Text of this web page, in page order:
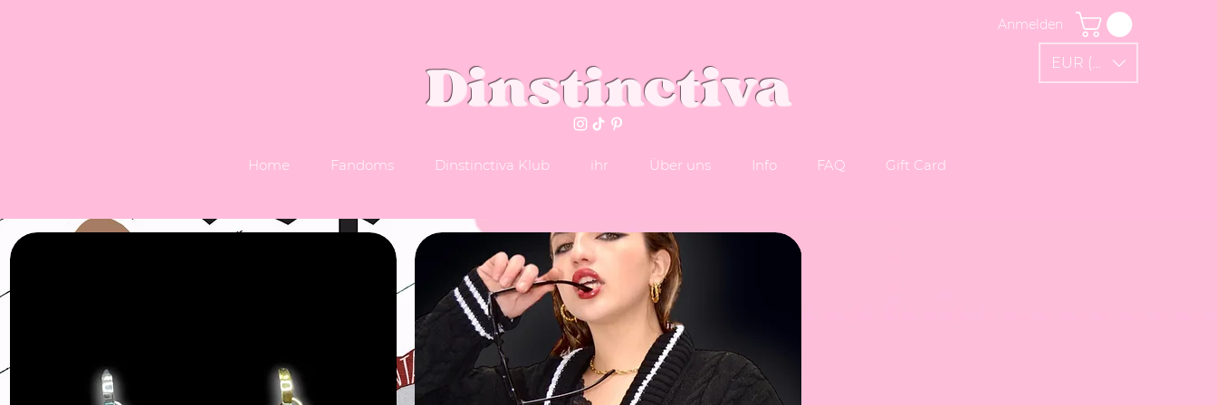
Anmelden
EUR (€)
Dinstinctiva
Home Fandoms Dinstinctiva Klub ihr Über uns Info FAQ Gift Card